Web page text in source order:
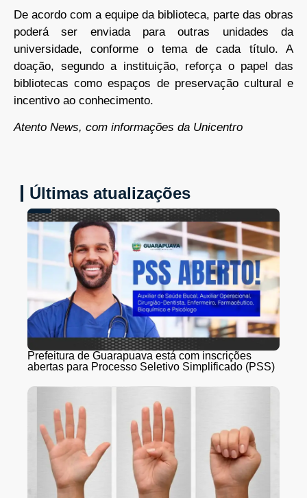
De acordo com a equipe da biblioteca, parte das obras
poderá ser enviada para outras unidades da
universidade, conforme o tema de cada título. A
doação, segundo a instituição, reforça o papel das
bibliotecas como espaços de preservação cultural e
incentivo ao conhecimento.
Atento News, com informações da Unicentro
Últimas atualizações
Prefeitura de Guarapuava está com inscrições
abertas para Processo Seletivo Simplificado (PSS)